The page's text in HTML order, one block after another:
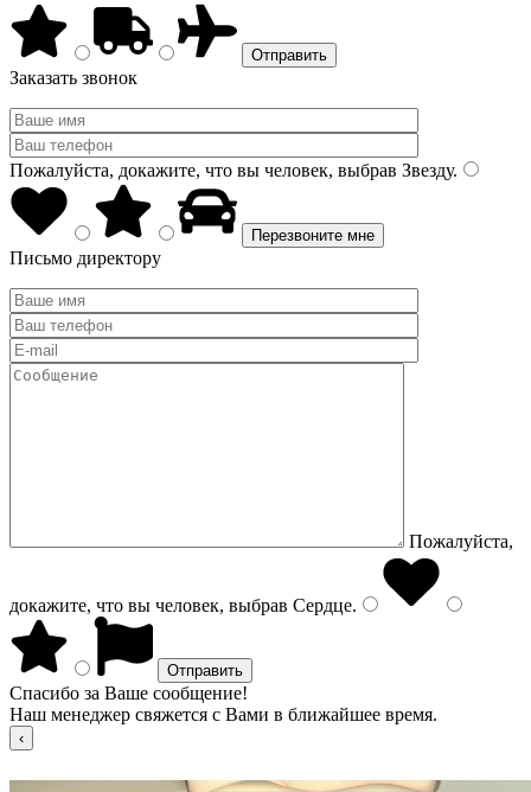
Заказать звонок
Пожалуйста, докажите, что вы человек, выбрав Звезду.
Письмо директору
Пожалуйста,
докажите, что вы человек, выбрав Сердце.
Спасибо за Ваше сообщение!
Наш менеджер свяжется с Вами в ближайшее время.